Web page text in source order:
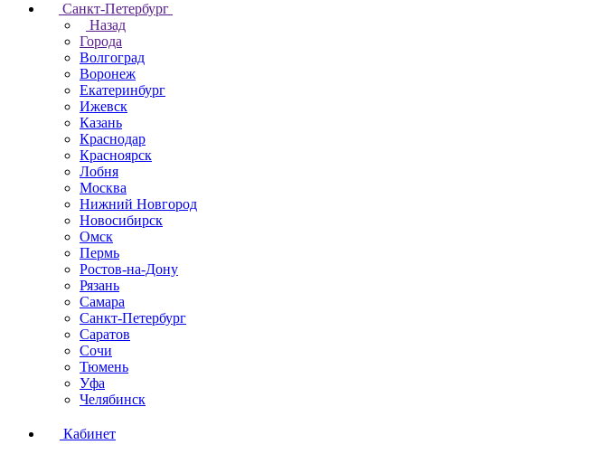
Санкт-Петербург
Назад
Города
Волгоград
Воронеж
Екатеринбург
Ижевск
Казань
Краснодар
Красноярск
Лобня
Москва
Нижний Новгород
Новосибирск
Омск
Пермь
Ростов-на-Дону
Рязань
Самара
Санкт-Петербург
Саратов
Сочи
Тюмень
Уфа
Челябинск
Кабинет